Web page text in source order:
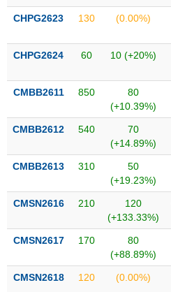
CHPG2623 130 (0.00%)
CHPG2624 60 10 (+20%)
CMBB2611 850
80
(+10.39%)
CMBB2612 540
70
(+14.89%)
CMBB2613 310
50
(+19.23%)
CMSN2616 210
120
(+133.33%)
CMSN2617 170
80
(+88.89%)
CMSN2618 120 (0.00%)
TRUYỀN
THÔNG
TIỆN
ĐỘNG
SẢN
Mã
khoán
(-)